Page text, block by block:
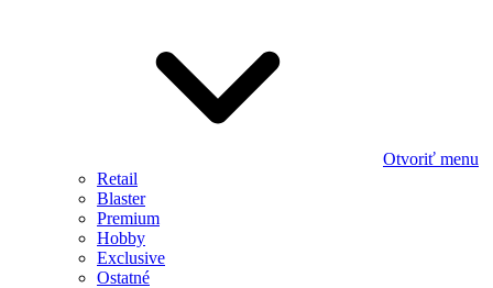
Otvoriť menu
Retail
Blaster
Premium
Hobby
Exclusive
Ostatné